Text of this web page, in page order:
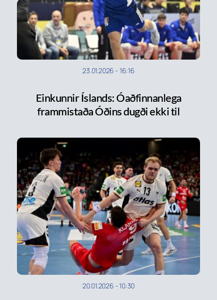
23.01.2026 - 16:16
Einkunnir Íslands: Óaðfinnanlega
frammistaða Óðins dugði ekki til
20.01.2026 -10:30